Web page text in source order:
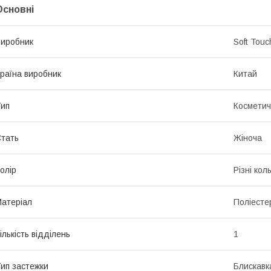
Soft
виробник Китай
Жіноча
Різні
відділень 1
застежки